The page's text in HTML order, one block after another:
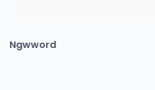
Ngwword